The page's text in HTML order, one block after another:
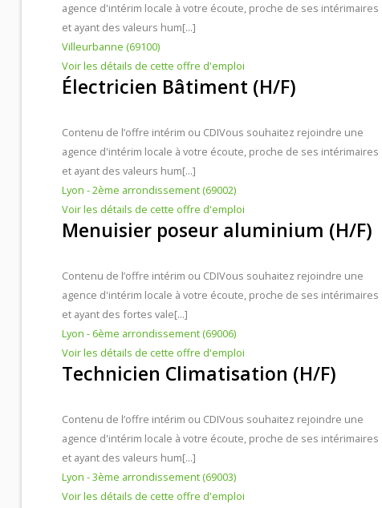
agence d'intérim locale à votre écoute, proche de ses intérimaires
et ayant des valeurs hum[...]
Villeurbanne (69100)
Voir les détails de cette offre d'emploi
Électricien Bâtiment (H/F)
Contenu de l’offre intérim ou CDIVous souhaitez rejoindre une
agence d'intérim locale à votre écoute, proche de ses intérimaires
et ayant des valeurs hum[...]
Lyon - 2ème arrondissement (69002)
Voir les détails de cette offre d'emploi
Menuisier poseur aluminium (H/F)
Contenu de l’offre intérim ou CDIVous souhaitez rejoindre une
agence d'intérim locale à votre écoute, proche de ses intérimaires
et ayant des fortes vale[...]
Lyon - 6ème arrondissement (69006)
Voir les détails de cette offre d'emploi
Technicien Climatisation (H/F)
Contenu de l’offre intérim ou CDIVous souhaitez rejoindre une
agence d'intérim locale à votre écoute, proche de ses intérimaires
et ayant des valeurs hum[...]
Lyon - 3ème arrondissement (69003)
Voir les détails de cette offre d'emploi